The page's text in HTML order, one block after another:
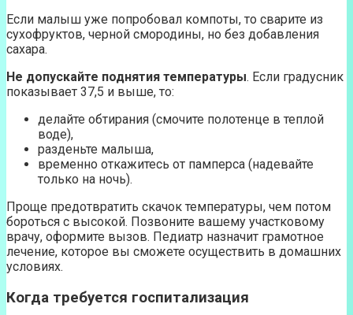
Если малыш уже попробовал компоты, то сварите из
сухофруктов, черной смородины, но без добавления
сахара.
Не допускайте поднятия температуры. Если градусник
показывает 37,5 и выше, то:
делайте обтирания (смочите полотенце в теплой
воде),
разденьте малыша,
временно откажитесь от памперса (надевайте
только на ночь).
Проще предотвратить скачок температуры, чем потом
бороться с высокой. Позвоните вашему участковому
врачу, оформите вызов. Педиатр назначит грамотное
лечение, которое вы сможете осуществить в домашних
условиях.
Когда требуется госпитализация